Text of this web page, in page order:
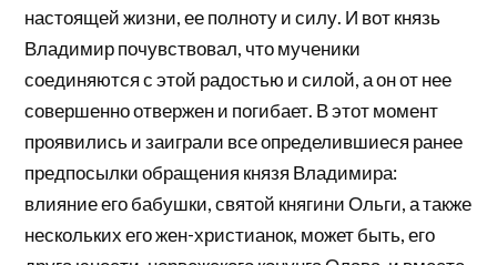
настоящей жизни, ее полноту и силу. И вот князь
Владимир почувствовал, что мученики
соединяются с этой радостью и силой, а он от нее
совершенно отвержен и погибает. В этот момент
проявились и заиграли все определившиеся ранее
предпосылки обращения князя Владимира:
влияние его бабушки, святой княгини Ольги, а также
нескольких его жен-христианок, может быть, его